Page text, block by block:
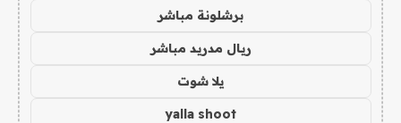
برشلونة مباشر
ريال مدريد مباشر
يلا شوت
yalla shoot